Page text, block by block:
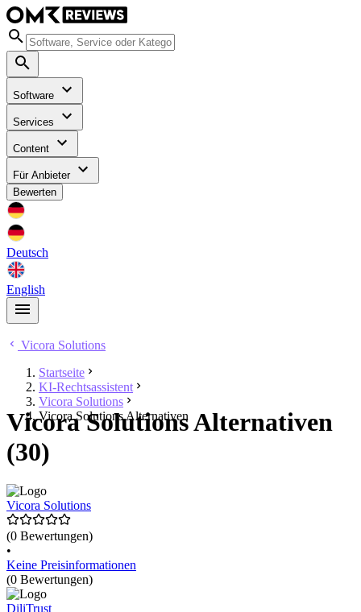
Software
Services
Content
Für Anbieter
Bewerten
Deutsch
English
Vicora Solutions
Startseite
KI-Rechtsassistent
Vicora Solutions
Vicora Solutions Alternativen
Vicora Solutions Alternativen
(30)
Vicora Solutions
(0 Bewertungen)
•
Keine Preisinformationen
(0 Bewertungen)
DiliTrust